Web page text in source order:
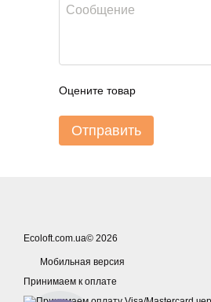
Оцените товар
Отправить
Ecoloft.com.ua© 2026
Мобильная версия
Принимаем к оплате